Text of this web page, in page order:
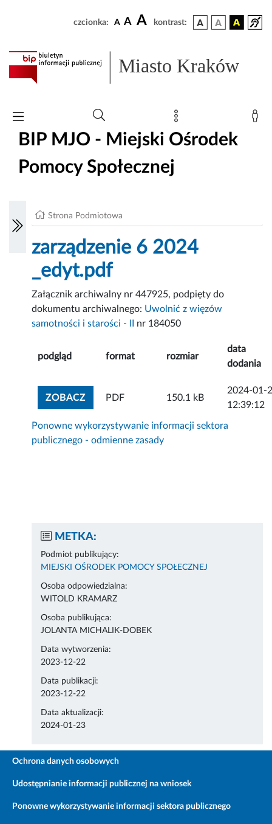
czcionka: A A A kontrast:
Miasto Kraków
BIP MJO - Miejski Ośrodek
Pomocy Społecznej
Strona Podmiotowa
zarządzenie 6 2024
_edyt.pdf
Załącznik archiwalny nr 447925, podpięty do
dokumentu archiwalnego: Uwolnić z więzów
samotności i starości - II
nr 184050
podgląd format rozmiar
data
dodania
ZOBACZZOBACZ ZAŁĄCZNIK
PDF 150.1 kB
2024-01-
12:39:12
Ponowne wykorzystywanie informacji sektora
publicznego - odmienne zasady
METKA:
Podmiot publikujący:
MIEJSKI OŚRODEK POMOCY SPOŁECZNEJ
Osoba odpowiedzialna:
WITOLD KRAMARZ
Osoba publikująca:
JOLANTA MICHALIK-DOBEK
Data wytworzenia:
2023-12-22
Data publikacji:
2023-12-22
Data aktualizacji:
2024-01-23
Ochrona danych osobowych
Udostępnianie informacji publicznej na wniosek
Ponowne wykorzystywanie informacji sektora publicznego